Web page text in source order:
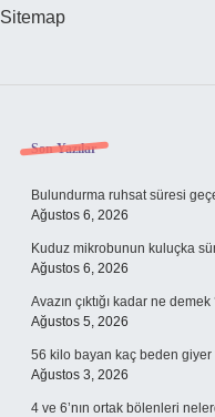
Sitemap
Sidebar
Son Yazılar
Bulundurma ruhsat süresi
Ağustos 6, 2026
Kuduz mikrobunun kuluçka
Ağustos 6, 2026
Avazın çıktığı kadar ne demek
Ağustos 5, 2026
56 kilo bayan kaç beden giyer
Ağustos 3, 2026
4 ve 6’nın ortak bölenleri